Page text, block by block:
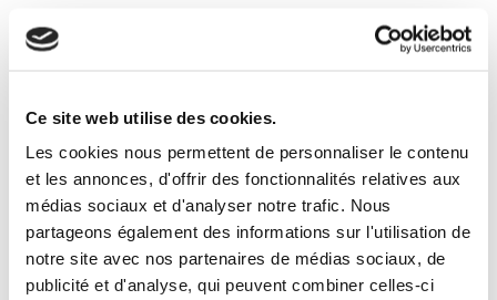
Ce site web utilise des cookies.
Les cookies nous permettent de personnaliser le contenu
et les annonces, d'offrir des fonctionnalités relatives aux
médias sociaux et d'analyser notre trafic. Nous
partageons également des informations sur l'utilisation de
notre site avec nos partenaires de médias sociaux, de
publicité et d'analyse, qui peuvent combiner celles-ci